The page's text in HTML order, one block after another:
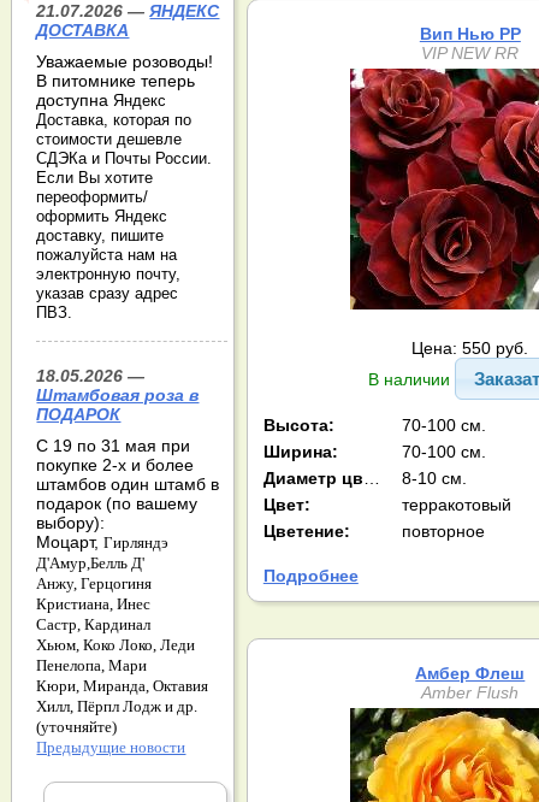
Вип Нью РР
VIP NEW RR
Цена: 550 руб.
В наличии
Высота:
70-100 см.
Ширина:
70-100 см.
8-10 см.
Цвет:
терракотовый
Цветение:
повторное
Подробнее
Амбер Флеш
Amber Flush
21.07.2026 —ЯНДЕКС
ДОСТАВКА
Уважаемые розоводы!
В питомнике теперь
доступнаЯндекс
Доставка, которая по
стоимости дешевле
СДЭКа и Почты России.
Если Вы хотите
переоформить/
оформить Яндекс
доставку, пишите
пожалуйста нам на
электронную почту,
указав сразу адрес
ПВЗ.
18.05.2026 —
Штамбовая роза в
ПОДАРОК
С 19 по 31 мая при
покупке 2-х и более
штамбов один штамб в
подарок (по вашему
выбору):
Моцарт,Гирляндэ
Д'Амур,Белль Д'
Анжу,Герцогиня
Кристиана,Инес
Састр,Кардинал
Хьюм,Коко Локо,Леди
Пенелопа,Мари
Кюри,Миранда,Октавия
Хилл,Пёрпл Лодж и др.
(уточняйте)
Предыдущие новости